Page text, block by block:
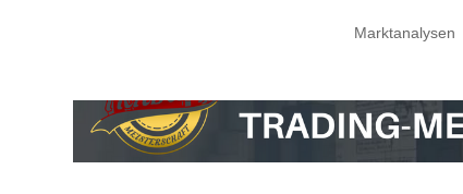
Marktanalysen